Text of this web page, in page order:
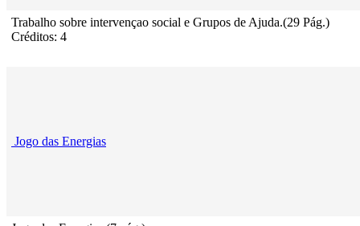
Trabalho sobre intervençao social e Grupos de Ajuda.(29 Pág.)
Créditos: 4
Jogo das Energias